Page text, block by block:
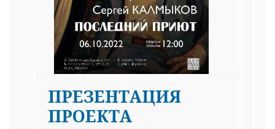
ПРЕЗЕНТАЦИЯ
ПРОЕКТА